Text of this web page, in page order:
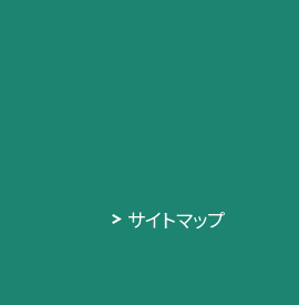
サイトマップ